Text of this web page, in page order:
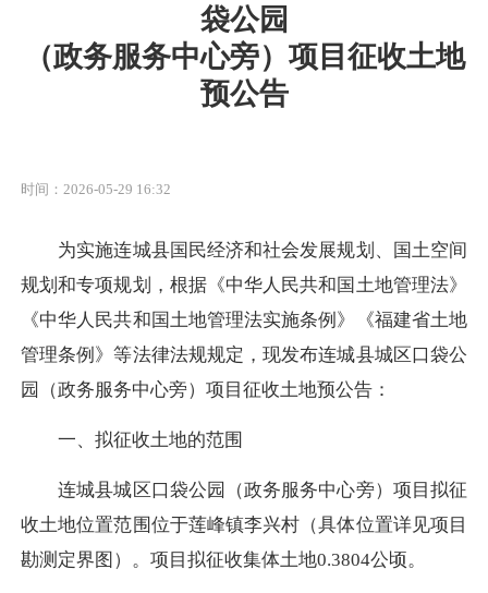
袋公园
（政务服务中心旁）项目征收土地
预公告
时间：2026-05-29 16:32
为实施连城县国民经济和社会发展规划、国土空间
规划和专项规划，根据《中华人民共和国土地管理法》
《中华人民共和国土地管理法实施条例》《福建省土地
管理条例》等法律法规规定，现发布连城县城区口袋公
园（政务服务中心旁）项目征收土地预公告：
一、拟征收土地的范围
连城县城区口袋公园（政务服务中心旁）项目拟征
收土地位置范围位于莲峰镇李兴村（具体位置详见项目
勘测定界图）。项目拟征收集体土地0.3804公顷。